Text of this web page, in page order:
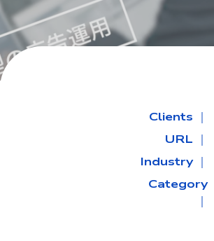
Clients ｜
URL ｜
Industry ｜
Category
｜